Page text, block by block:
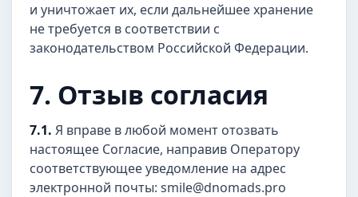
и уничтожает их, если дальнейшее хранение
не требуется в соответствии с
законодательством Российской Федерации.
7. Отзыв согласия
7.1. Я вправе в любой момент отозвать
настоящее Согласие, направив Оператору
соответствующее уведомление на адрес
электронной почты: smile@dnomads.pro